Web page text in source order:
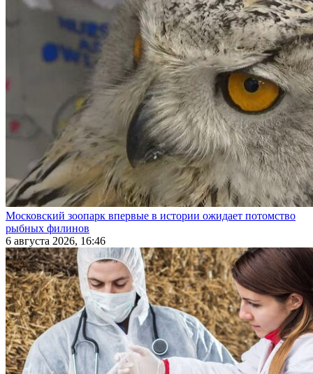
Московский зоопарк впервые в истории ожидает потомство
рыбных филинов
6 августа 2026, 16:46